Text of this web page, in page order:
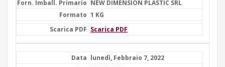
NEW DIMENSION PLASTIC SRL
1 KG
Scarica PDF
lunedì, Febbraio 7, 2022